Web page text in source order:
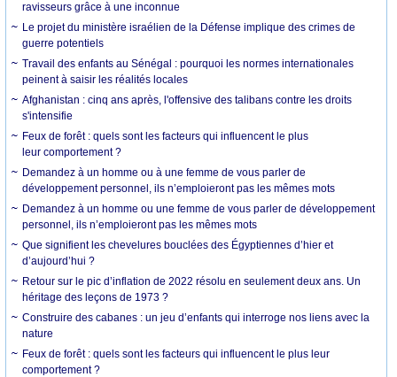
ravisseurs grâce à une inconnue
Le projet du ministère israélien de la Défense implique des crimes de
guerre potentiels
Travail des enfants au Sénégal : pourquoi les normes internationales
peinent à saisir les réalités locales
Afghanistan : cinq ans après, l'offensive des talibans contre les droits
s'intensifie
Feux de forêt : quels sont les facteurs qui influencent le plus
leur comportement ?
Demandez à un homme ou à une femme de vous parler de
développement personnel, ils n’emploieront pas les mêmes mots
Demandez à un homme ou une femme de vous parler de développement
personnel, ils n’emploieront pas les mêmes mots
Que signifient les chevelures bouclées des Égyptiennes d’hier et
d’aujourd’hui ?
Retour sur le pic d’inflation de 2022 résolu en seulement deux ans. Un
héritage des leçons de 1973 ?
Construire des cabanes : un jeu d’enfants qui interroge nos liens avec la
nature
Feux de forêt : quels sont les facteurs qui influencent le plus leur
comportement ?